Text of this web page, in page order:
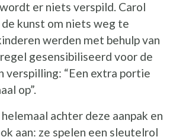
er niets verspild. Carol
kunst om niets weg te
werden met behulp van
gesensibiliseerd voor de
verspilling: “Een extra portie
op”.
achter deze aanpak en
aan: ze spelen een sleutelrol